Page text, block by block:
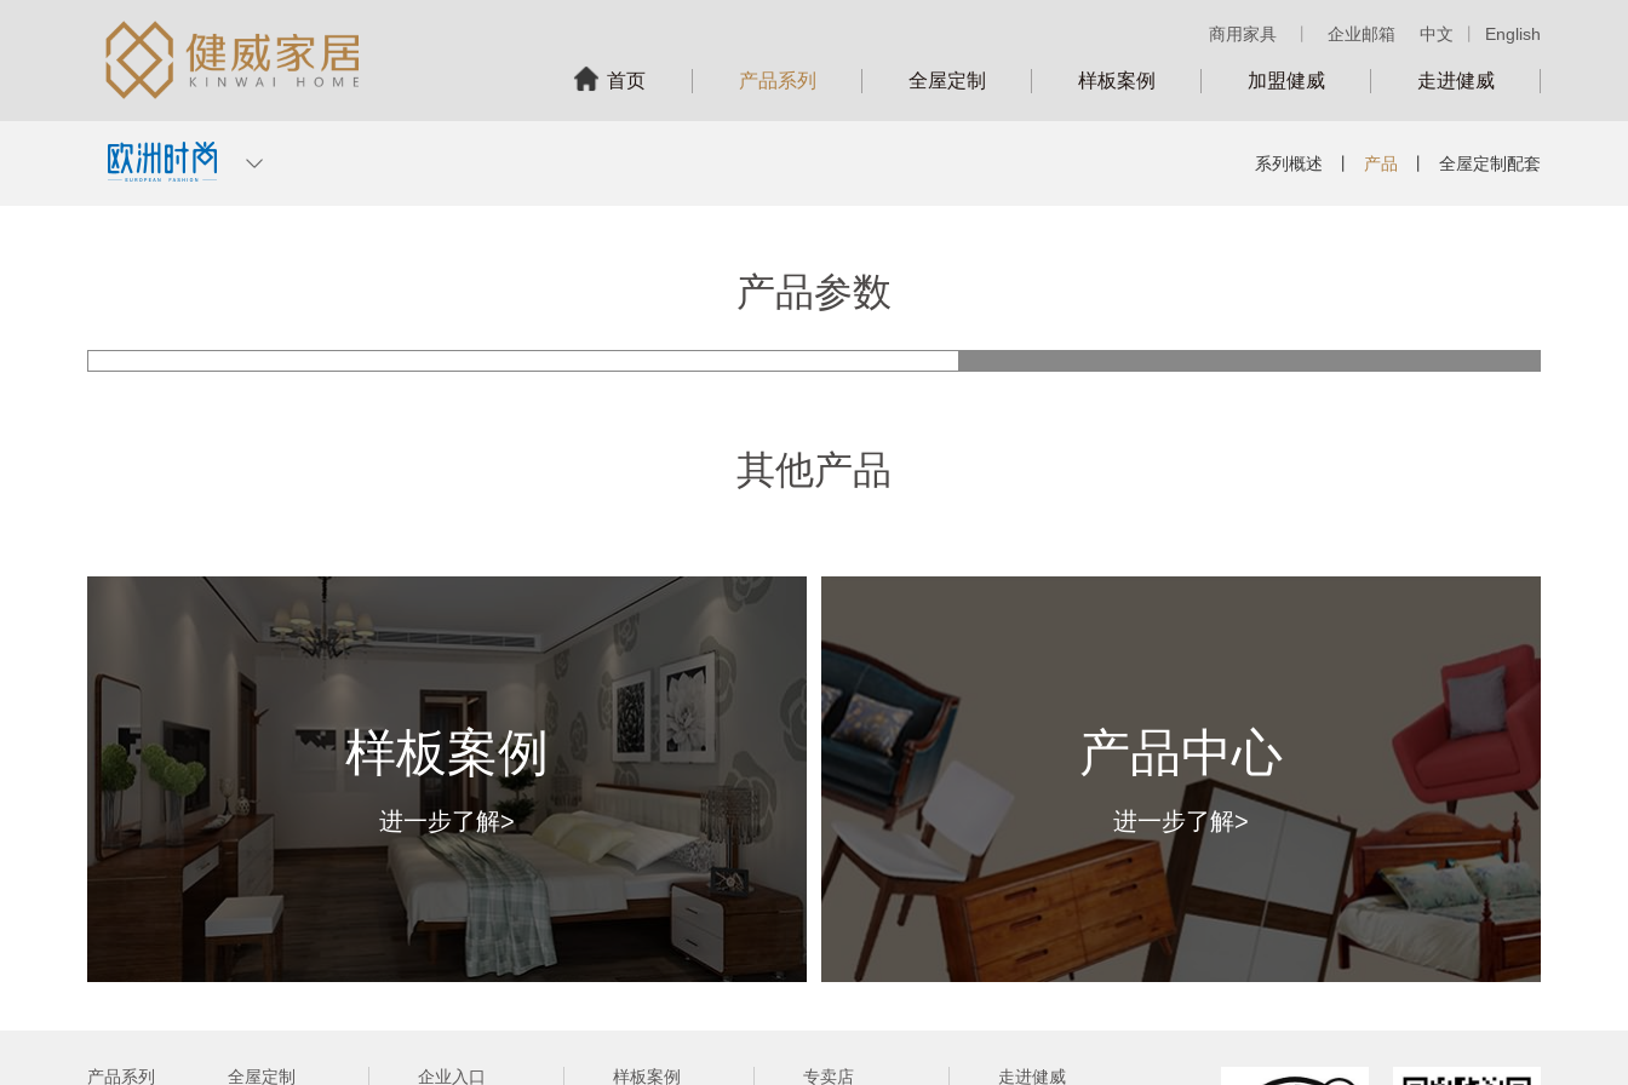
中文 English
商用家具 企业邮箱
首页 产品系列 全屋定制 样板案例 加盟健威 走进健威
系列概述 产品 全屋定制配套
产品参数
（ 网站图片仅供参考，具体款式以门店上样实物为准。）
其他产品
样板案例
进一步了解>
产品中心
进一步了解>
产品系列 全屋定制 企业入口 样板案例 专卖店 走进健威